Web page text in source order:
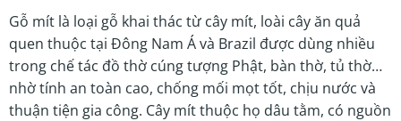
Gỗ mít là loại gỗ khai thác từ cây mít, loài cây ăn quả
quen thuộc tại Đông Nam Á và Brazil được dùng nhiều
trong chế tác đồ thờ cúng tượng Phật, bàn thờ, tủ thờ…
nhờ tính an toàn cao, chống mối mọt tốt, chịu nước và
thuận tiện gia công. Cây mít thuộc họ dâu tằm, có nguồn